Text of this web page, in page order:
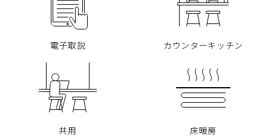
電子取説 カウンターキッチン
共用
床暖房